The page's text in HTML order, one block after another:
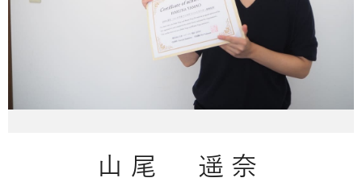
山尾 遥奈